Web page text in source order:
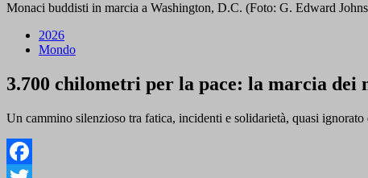
Monaci buddisti in marcia a Washington, D.C. (Foto: G. Edward
2026
Mondo
3.700 chilometri per la pace: la marcia
Un cammino silenzioso tra fatica, incidenti e solidarietà, quasi ignorato